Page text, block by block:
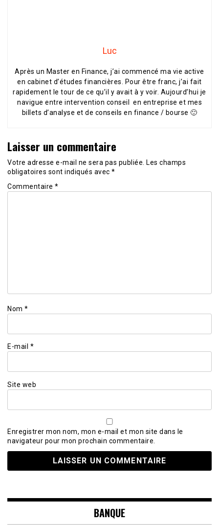
Luc
Après un Master en Finance, j’ai commencé ma vie active
en cabinet d’études financières. Pour être franc, j’ai fait
rapidement le tour de ce qu’il y avait à y voir. Aujourd’hui je
navigue entre intervention conseil en entreprise et mes
billets d’analyse et de conseils en finance / bourse 🙂
Laisser un commentaire
Votre adresse e-mail ne sera pas publiée.
Les champs
obligatoires sont indiqués avec *
Commentaire *
Nom *
E-mail *
Site web
Enregistrer mon nom, mon e-mail et mon site dans le
navigateur pour mon prochain commentaire.
BANQUE